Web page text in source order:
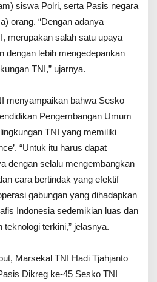
siswa Polri, serta Pasis negara
orang. “Dengan adanya
merupakan salah satu upaya
dengan lebih mengedepankan
TNI,” ujarnya.
menyampaikan bahwa Sesko
Pengembangan Umum
TNI yang memiliki
“Untuk itu harus dapat
dengan selalu mengembangkan
cara bertindak yang efektif
gabungan yang dihadapkan
Indonesia sedemikian luas dan
terkini,” jelasnya.
Marsekal TNI Hadi Tjahjanto
Dikreg ke-45 Sesko TNI